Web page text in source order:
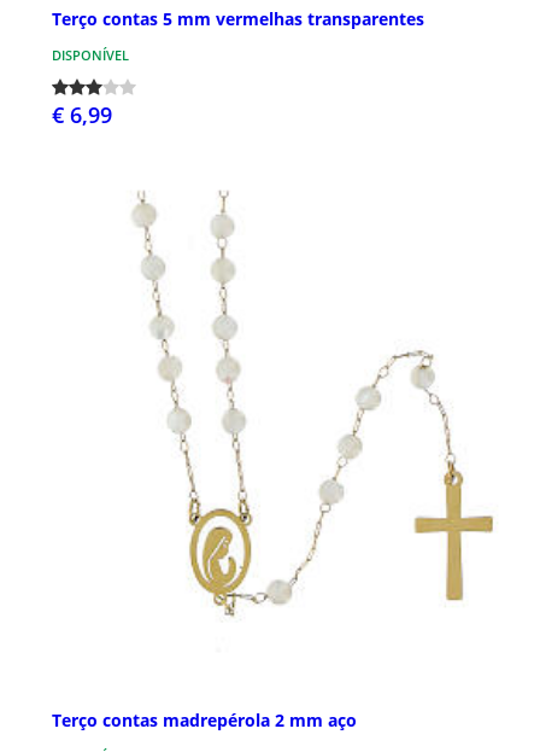
Terço contas 5 mm vermelhas transparentes
DISPONÍVEL
€ 6,99
Terço contas madrepérola 2 mm aço